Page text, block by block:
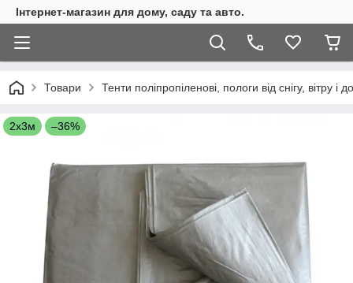
Інтернет-магазин для дому, саду та авто.
Товари Тенти поліпропіленові, пологи від снігу, вітру
2х3м –36%